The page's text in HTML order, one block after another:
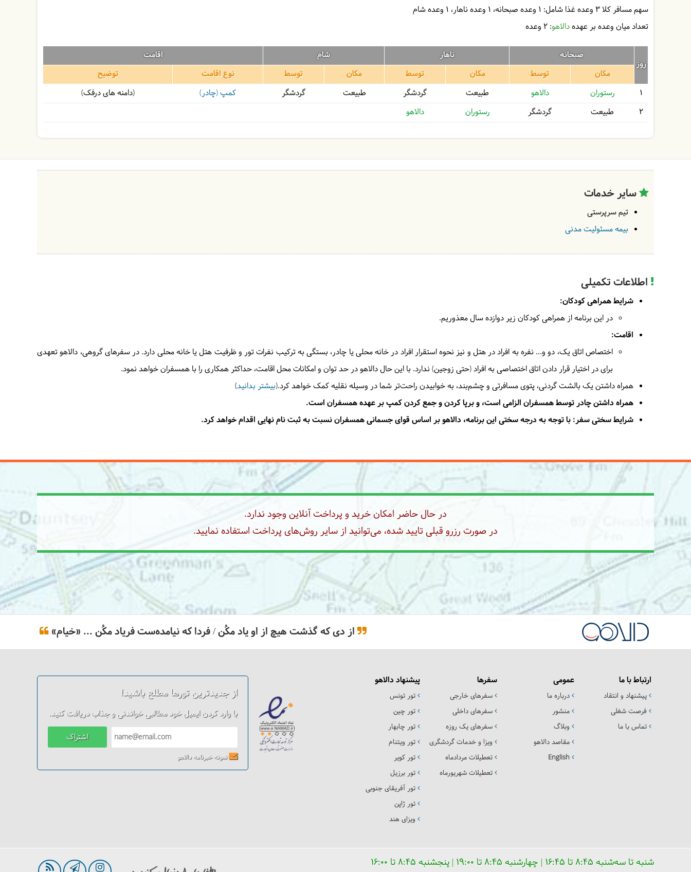
سهم مسافر کلا 3 وعده غذا شامل:
1 وعده صبحانه 1 وعده ناهار
1 وعده شام
تعداد میان وعده بر عهدهدالاهو: 2 وعده
روز
صبحانه ناهار شام
اقامت
مکان
توسط مکان توسط مکان توسط نوع اقامت
توضیح
1
رستوران دالاهو طبیعت گردشگر طبیعت گردشگر کمپ (چادر)
(دامنه های درفک)
2
طبیعت گردشگر رستوران دالاهو
سایر خدمات
تیم سرپرستی
بیمه مسئولیت مدنی
اطلاعات تکمیلی
شرایط همراهی کودکان:
در این برنامه از همراهی کودکان زیر دوازده سال معذوریم.
اقامت:
اختصاص اتاق یک، دو و... نفره به افراد در هتل و نیز نحوه استقرار افراد در خانه محلی یا چادر، بستگی به ترکیب نفرات تور و ظرفیت هتل یا خانه محلی دارد. در سفرهای گروهی، دالاهو تعهدی
برای در اختیار قرار دادن اتاق اختصاصی به افراد (حتی زوجین) ندارد. با این حال دالاهو در حد توان و امکانات محل اقامت، حداکثر همکاری را با همسفران خواهد نمود.
همراه داشتن یک بالشت گردنی، پتوی مسافرتی و چشم‌بند، به خوابیدن راحت‌تر شما در وسیله نقلیه کمک خواهد کرد.(بیشتر بدانید)
همراه داشتن چادر توسط همسفران الزامی است، و برپا کردن و جمع کردن کمپ بر عهده همسفران است.
شرایط سختی سفر: با توجه به درجه سختی این برنامه، دالاهو بر اساس قوای جسمانی همسفران نسبت به ثبت نام نهایی اقدام خواهد کرد.
در حال حاضر امکان خرید و پرداخت آنلاین وجود ندارد.
در صورت رزرو قبلی تایید شده، می‌توانید از سایر روش‌های پرداخت استفاده نمایید.
از دی که گذشت هیچ از او یاد مکُن / فردا که نیامده‌ست فریاد مکُن ... «خیام»
ارتباط با ما
پیشنهاد و انتقاد
فرصت شغلی
تماس با ما
عمومی
درباره ما
منشور
وبلاگ
مقاصد دالاهو
English
سفرها
سفرهای خارجی
سفرهای داخلی
سفرهای یک روزه
ویزا و خدمات گردشگری
تعطیلات مردادماه
تعطیلات شهریورماه
پیشنهاد دالاهو
تور تونس
تور چین
تور چابهار
تور ویتنام
تور کویر
تور برزیل
تور آفریقای جنوبی
تور ژاپن
ویزای هند
از جدیدترین تورها مطلع باشید!
با وارد کردن ایمیل خود مطالبی خواندنی و جذاب دریافت کنید.
اشتراک
نمونه خبرنامه دالاهو
شنبه تا سه‌شنبه ۸:۴۵ تا ۱۶:۴۵ | چهارشنبه ۸:۴۵ تا ۱۹:۰۰ | پنجشنبه ۸:۴۵ تا ۱۶:۰۰